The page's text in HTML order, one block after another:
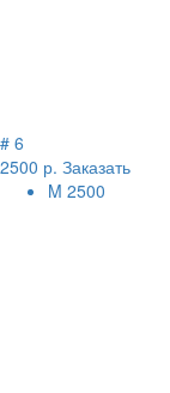
# 6
2500 р. Заказать
M 2500